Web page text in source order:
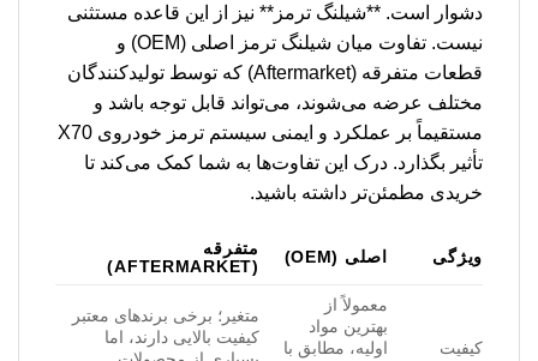
دشوار است. **شیلنگ ترمز** نیز از این قاعده مستثنی
نیست. تفاوت میان شیلنگ ترمز اصلی (OEM) و
قطعات متفرقه (Aftermarket) که توسط تولیدکنندگان
مختلف عرضه می‌شوند، می‌تواند قابل توجه باشد و
مستقیماً بر عملکرد و ایمنی سیستم ترمز خودروی X70
تأثیر بگذارد. درک این تفاوت‌ها به شما کمک می‌کند تا
خریدی مطمئن‌تر داشته باشید.
ویژگی اصلی (OEM)
متفرقه
(AFTERMARKET)
کیفیت
معمولاً از
بهترین مواد
اولیه، مطابق با
متغیر؛ برخی برندهای معتبر
کیفیت بالایی دارند، اما